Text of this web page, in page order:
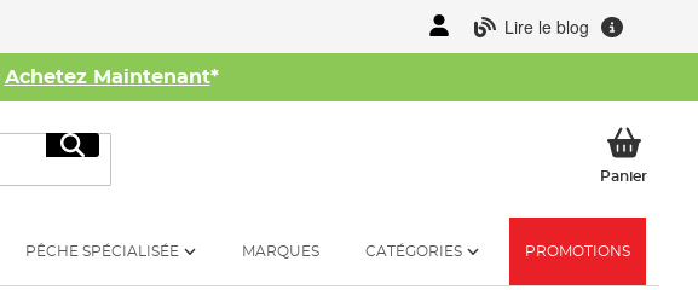
Lire le blog
Achetez Maintenant*
Rechercher
PanierMon
PÊCHE SPÉCIALISÉE MARQUES CATÉGORIES PROMOTIONS